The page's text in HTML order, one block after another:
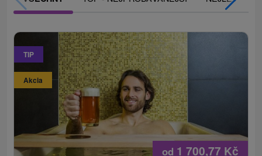
TIP
Akcia
od 1 700,77 Kč